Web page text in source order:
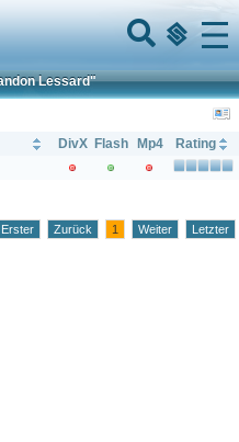
Menu
Lessard"
DivX Flash Mp4
Rating
Erster Zurück 1 Weiter Letzter